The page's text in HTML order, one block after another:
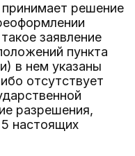
решение
заявление
пункта
в нем указаны
отсутствует
разрешения,
настоящих